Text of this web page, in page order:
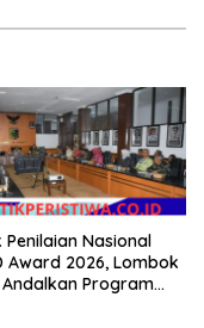
Penilaian Nasional
Award 2026, Lombok
Program